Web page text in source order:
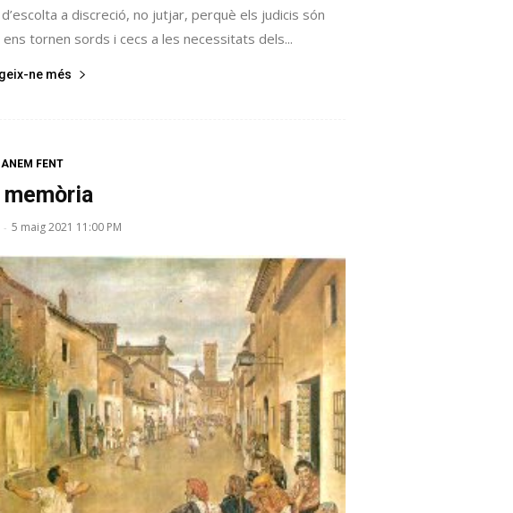
a discreció, no jutjar, perquè els judicis són
tornen sords i cecs a les necessitats dels...
ne més
ANEM FENT
memòria
- 5 maig 2021 11:00 PM